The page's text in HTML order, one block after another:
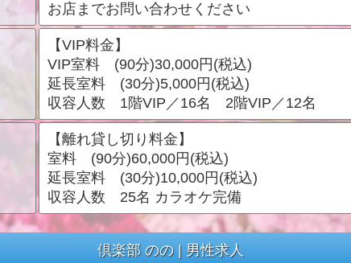
お店までお問い合わせください
【VIP料金】
VIP室料 (90分)30,000円(税込)
延長室料 (30分)5,000円(税込)
収容人数 1階VIP／16名 2階VIP／12名
【離れ貸し切り料金】
室料 (90分)60,000円(税込)
延長室料 (30分)10,000円(税込)
収容人数 25名 カラオケ完備
倶楽部 のの | 男性求人